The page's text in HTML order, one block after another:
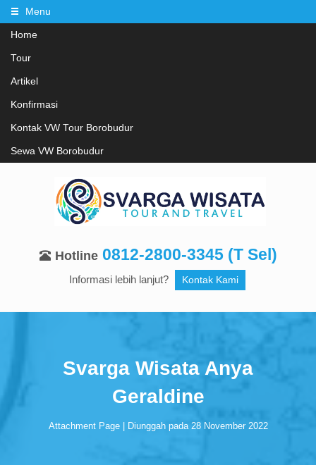
Menu
Home
Tour
Artikel
Konfirmasi
Kontak VW Tour Borobudur
Sewa VW Borobudur
Hotline 0812-2800-3345 (T Sel)
Informasi lebih lanjut? Kontak Kami
Svarga Wisata Anya
Geraldine
Attachment Page | Diunggah pada 28 November 2022